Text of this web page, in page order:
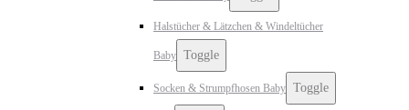
Halstücher & Lätzchen & Windeltücher
Baby Toggle
Socken & Strumpfhosen Baby Toggle